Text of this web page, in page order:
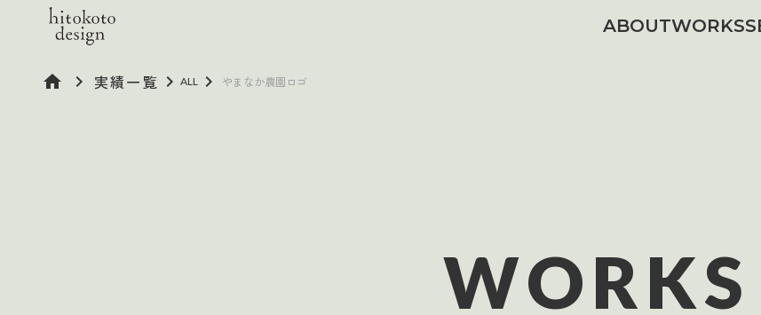
home keyboard_arrow_right 実績一覧 keyboard_arrow_right ALL keyboard_arrow_right やまなか農園ロゴ
WORKS
ABOUTWORKS